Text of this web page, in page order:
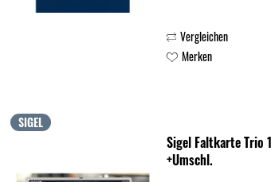
Vergleichen
Merken
SIGEL
Sigel Faltkarte Trio
+Umschl.